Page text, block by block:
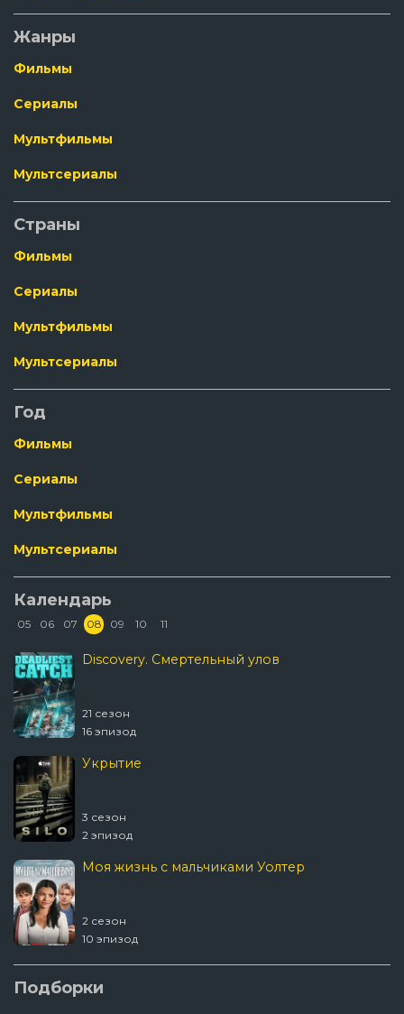
Жанры
Фильмы
Сериалы
Мультфильмы
Мультсериалы
Страны
Фильмы
Сериалы
Мультфильмы
Мультсериалы
Год
Фильмы
Сериалы
Мультфильмы
Мультсериалы
Календарь
05 06 07 08 09 10 11
Discovery. Смертельный улов
21 сезон
16 эпизод
Укрытие
3 сезон
2 эпизод
Моя жизнь с мальчиками Уолтер
2 сезон
10 эпизод
Шугар
Подборки